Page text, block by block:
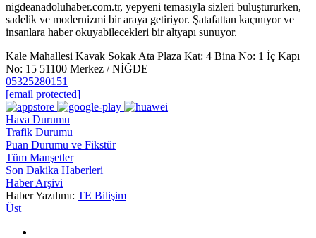
nigdeanadoluhaber.com.tr, yepyeni temasıyla sizleri buluştururken,
sadelik ve modernizmi bir araya getiriyor. Şatafattan kaçınıyor ve
insanlara haber okuyabilecekleri bir altyapı sunuyor.
Kale Mahallesi Kavak Sokak Ata Plaza Kat: 4 Bina No: 1 İç Kapı
No: 15 51100 Merkez / NİĞDE
05325280151
[email protected]
Hava Durumu
Trafik Durumu
Puan Durumu ve Fikstür
Tüm Manşetler
Son Dakika Haberleri
Haber Arşivi
Haber Yazılımı: TE Bilişim
Üst